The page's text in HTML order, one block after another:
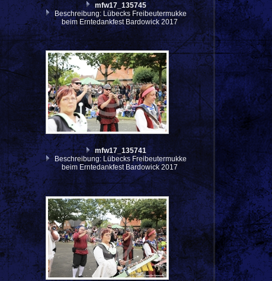
mfw17_135745
Beschreibung: Lübecks Freibeutermukke
beim Erntedankfest Bardowick 2017
mfw17_135741
Beschreibung: Lübecks Freibeutermukke
beim Erntedankfest Bardowick 2017